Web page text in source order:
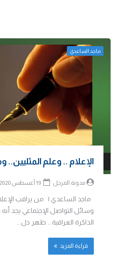
ماجد الساعدي
الإعلام .. وعلم المثليين..
مدونة المرجل
ماجد الساعدي | من يراقب
وسائل التواصل الإجتماعي يجد
الذاكرة العراقية .. ظهر ذل...
قراءة المزيد